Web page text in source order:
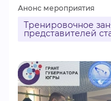
Анонс мероприятия
Тренировочное
представителей